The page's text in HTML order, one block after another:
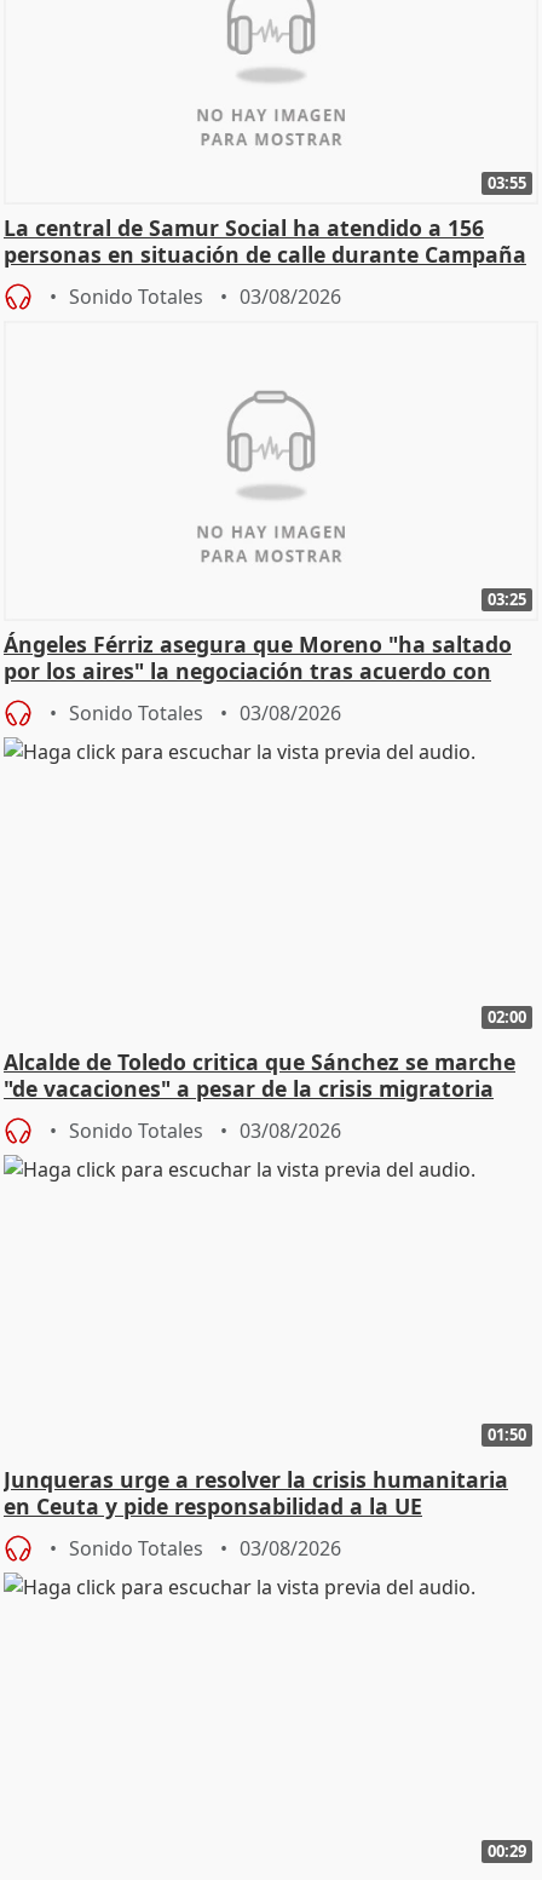
03:55
La central de Samur Social ha atendido a 156
personas en situación de calle durante Campaña
de Calor
Sonido Totales 03/08/2026
03:25
Ángeles Férriz asegura que Moreno "ha saltado
por los aires" la negociación tras acuerdo con
SMA
Sonido Totales 03/08/2026
02:00
Alcalde de Toledo critica que Sánchez se marche
"de vacaciones" a pesar de la crisis migratoria
Sonido Totales 03/08/2026
01:50
Junqueras urge a resolver la crisis humanitaria
en Ceuta y pide responsabilidad a la UE
Sonido Totales 03/08/2026
00:29